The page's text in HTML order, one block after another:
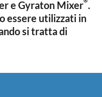
e Gyraton Mixer .
essere utilizzati in
si tratta di